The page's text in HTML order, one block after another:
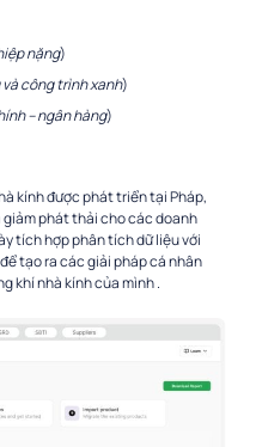
nặng)
công trình xanh)
– ngân hàng)
kính được phát triển tại Pháp,
phát thải cho các doanh
tích hợp phân tích dữ liệu với
tạo ra các giải pháp cá nhân
khí nhà kính của mình .